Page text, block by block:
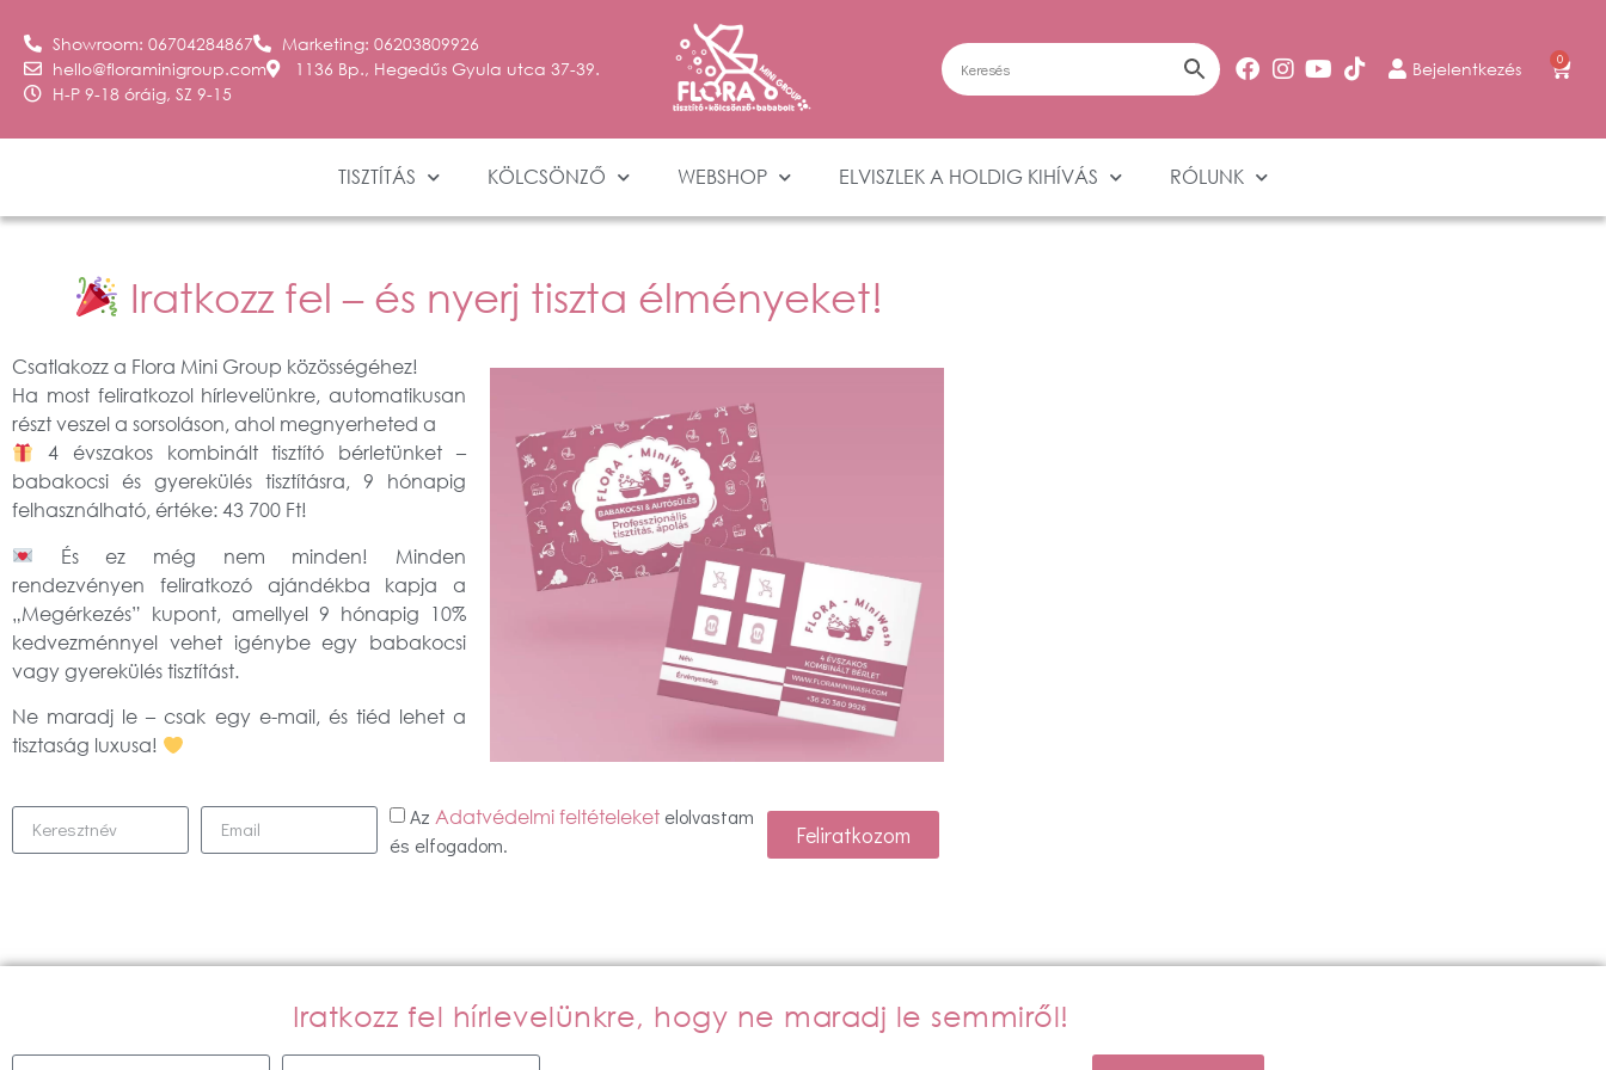
Showroom: 06704284867
Marketing: 06203809926
hello@floraminigroup.com
1136 Bp., Hegedűs Gyula utca 37-39.
H-P 9-18 óráig, SZ 9-15
Bejelentkezés 0
TISZTÍTÁS KÖLCSÖNZŐ WEBSHOP ELVISZLEK A HOLDIG KIHÍVÁS RÓLUNK
Iratkozz fel – és nyerj tiszta élményeket!
Csatlakozz a Flora Mini Group közösségéhez!
Ha most feliratkozol hírlevelünkre, automatikusan
részt veszel a sorsoláson, ahol megnyerheted a
4 évszakos kombinált tisztító bérletünket –
babakocsi és gyerekülés tisztításra, 9 hónapig
felhasználható, értéke: 43 700 Ft!
És ez még nem minden! Minden
rendezvényen feliratkozó ajándékba kapja a
„Megérkezés” kupont, amellyel 9 hónapig 10%
kedvezménnyel vehet igénybe egy babakocsi
vagy gyerekülés tisztítást.
Ne maradj le – csak egy e-mail, és tiéd lehet a
tisztaság luxusa!
Az Adatvédelmi feltételeket elolvastam
és elfogadom.
Feliratkozom
Iratkozz fel hírlevelünkre, hogy ne maradj le semmiről!